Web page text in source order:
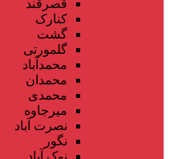
قصرقند
کنارک
گشت
گلمورتی
محمدآباد
محمدان
محمدی
میرجاوه
نصرت آباد
نگور
نوک آباد